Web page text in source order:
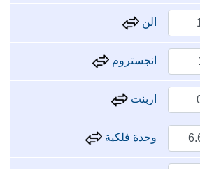
الن
انجستروم
اربنت
وحدة فلكية